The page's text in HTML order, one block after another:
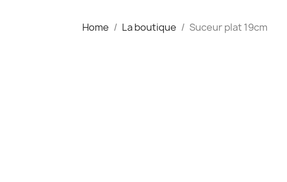
Home La boutique Suceur plat 19cm